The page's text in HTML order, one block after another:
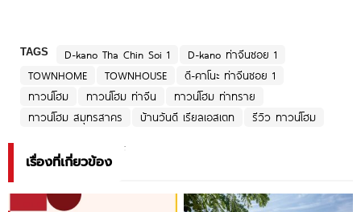
TAGS D-kano Tha Chin Soi 1
D-kano ท่าจีนซอย 1
TOWNHOME
TOWNHOUSE
ดี-คาโนะ ท่าจีนซอย 1
ทาวน์โฮม
ทาวน์โฮม ท่าจีน
ทาวน์โฮม ท่าทราย
ทาวน์โฮม สมุทรสาคร
บ้านวันดี เรียลเอสเตท รีวิว ทาวน์โฮม
เรื่องที่เกี่ยวข้อง